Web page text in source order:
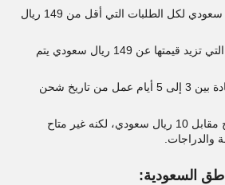
20 ريال سعودي لكل الطلبات التي أقل من 149 ريال
للطلبات التي تزيد قيمتها عن 149 ريال سعودي يتم
تتراوح عادة بين 3 إلى 5 أيام عمل من تاريخ شحن
متاح مقابل 10 ريال سعودي، لكنه غير متاح
والدراجات.
السعودية: